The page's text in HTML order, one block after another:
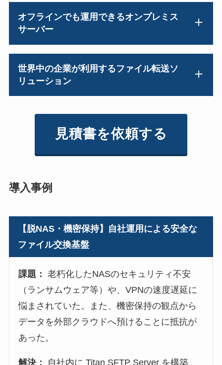
オフラインでも運用できるオンプレミス
サーバー
世界中の企業が利用するファイル転送ソ
リューション
見積書を依頼する
導入事例
【脱NAS・機密保持】自社運用による安全な
ファイル交換基盤
課題： 老朽化したNASのセキュリティ不安
（ランサムウェア等）や、VPNの速度遅延に
悩まされていた。また、機密保持の観点から
データを外部クラウドへ預けることに抵抗が
あった。
解決： 自社内に Titan SFTP Server を構築